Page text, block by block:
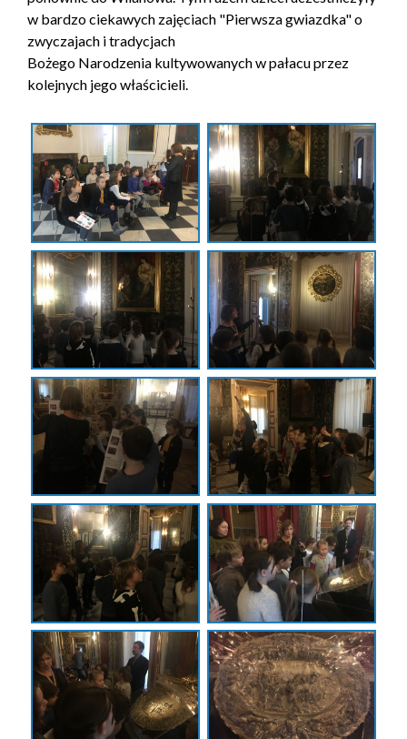
w bardzo ciekawych zajęciach "Pierwsza gwiazdka" o
zwyczajach i tradycjach
Bożego Narodzenia kultywowanych w pałacu przez
kolejnych jego właścicieli.